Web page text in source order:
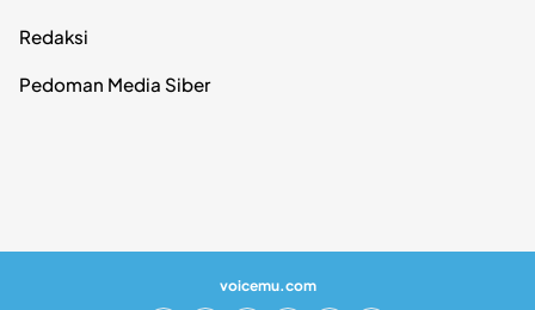
Redaksi
Pedoman Media Siber
voicemu.com